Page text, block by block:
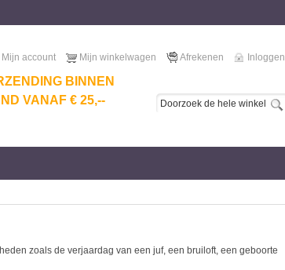
BINNEN
VANAF € 25,--
Mijn account Mijn winkelwagen Afrekenen Inloggen
zoals de verjaardag van een juf, een bruiloft, een geboorte